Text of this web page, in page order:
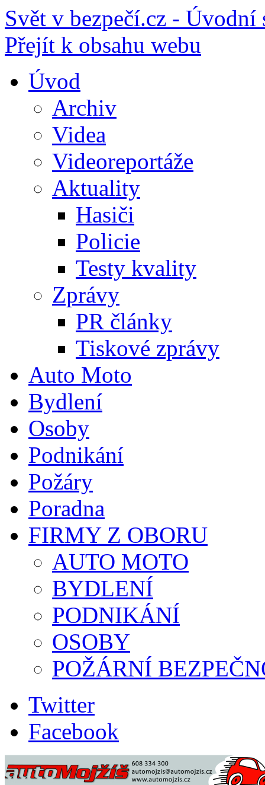
Svět v bezpečí.cz - Úvodní
Přejít k obsahu webu
Úvod
Archiv
Videa
Videoreportáže
Aktuality
Hasiči
Policie
Testy kvality
Zprávy
PR články
Tiskové zprávy
Auto Moto
Bydlení
Osoby
Podnikání
Požáry
Poradna
FIRMY Z OBORU
AUTO MOTO
BYDLENÍ
PODNIKÁNÍ
OSOBY
POŽÁRNÍ
Twitter
Facebook